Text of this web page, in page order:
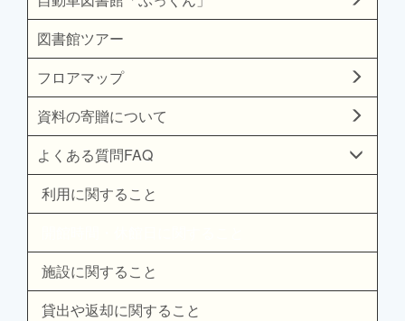
図書館ツアー
フロアマップ
資料の寄贈について
よくある質問FAQ
利用に関すること
施設に関すること
貸出や返却に関すること